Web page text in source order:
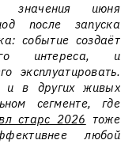
значения июня
после запуска
событие создаёт
интереса, и
эксплуатировать.
и в других живых
сегменте, где
старс 2026 тоже
любой